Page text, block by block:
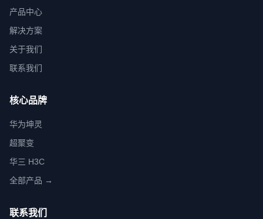
产品中心
解决方案
关于我们
联系我们
核心品牌
华为坤灵
超聚变
华三 H3C
全部产品 →
联系我们